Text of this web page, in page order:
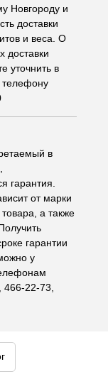
Новгороду и
доставки
и веса. О
доставки
уточнить в
телефону
в
гарантия.
от марки
а также
гарантии
у
22-73,